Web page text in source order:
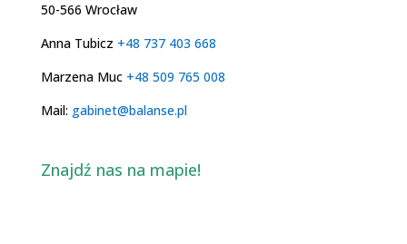
50-566 Wrocław
Anna Tubicz +48 737 403 668
Marzena Muc +48 509 765 008
Mail: gabinet@balanse.pl
Znajdź nas na mapie!